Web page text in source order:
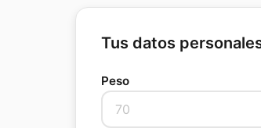
Tus datos
Peso